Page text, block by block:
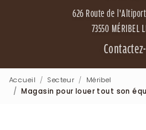
626 Route de
73550 MÉRIBEL
Accueil Secteur
Méribel
Magasin pour louer tout son